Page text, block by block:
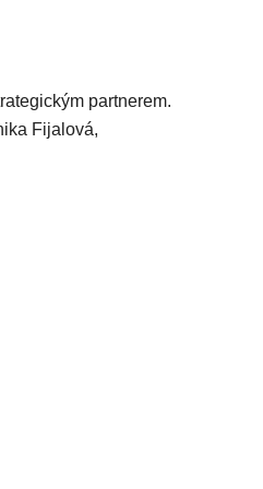
partnerem.
Fijalová,